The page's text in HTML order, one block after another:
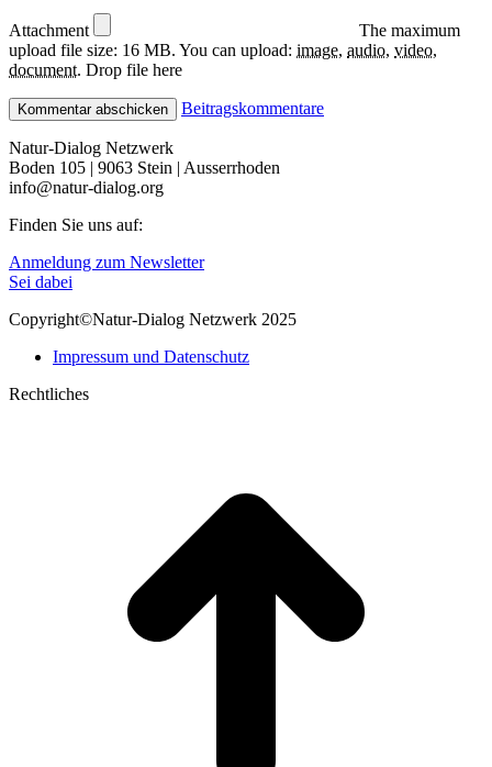
Attachment
The maximum
upload file size: 16 MB. You can upload: image, audio, video,
document. Drop file here
Beitragskommentare
Natur-Dialog Netzwerk
Boden 105 | 9063 Stein | Ausserrhoden
info@natur-dialog.org
Finden Sie uns auf:
Linkedin
page
in
window
E-
Mail
opens
new
Anmeldung zum Newsletter
Sei dabei
Copyright©Natur-Dialog Netzwerk 2025
Impressum und Datenschutz
Rechtliches